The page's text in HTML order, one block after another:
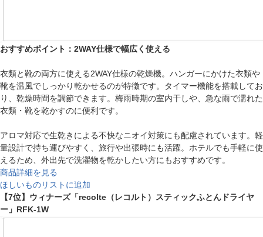
おすすめポイント：2WAY仕様で幅広く使える
衣類と靴の両方に使える2WAY仕様の乾燥機。ハンガーにかけた衣類や
靴を温風でしっかり乾かせるのが特徴です。タイマー機能を搭載してお
り、乾燥時間を調節できます。梅雨時期の室内干しや、急な雨で濡れた
衣類・靴を乾かすのに便利です。
アロマ対応で生乾きによる不快なニオイ対策にも配慮されています。軽
量設計で持ち運びやすく、旅行や出張時にも活躍。ホテルでも手軽に使
えるため、外出先で洗濯物を乾かしたい方にもおすすめです。
商品詳細を見る
ほしいものリストに追加
【7位】ウィナーズ「recolte（レコルト）スティックふとんドライヤ
ー」RFK-1W